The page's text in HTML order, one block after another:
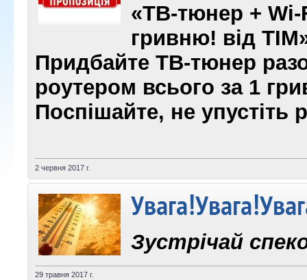
«ТВ-тюнер + Wi-
гривню! від
Придбайте ТВ-тюнер
роутером всього за 1
Поспішайте, не упустіть
2 червня 2017 г.
Зустрічай
29 травня 2017 г.